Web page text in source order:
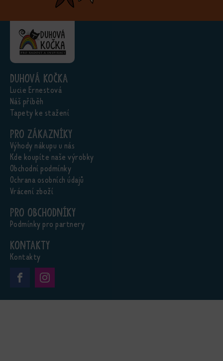
Duhová kočka
Lucie Ernestová
Náš příběh
Tapety ke stažení
Pro zákazníky
Výhody nákupu u nás
Kde koupíte naše výrobky
Obchodní podmínky
Ochrana osobních údajů
Vrácení zboží
Pro obchodníky
Podmínky pro partnery
Kontakty
Kontakty